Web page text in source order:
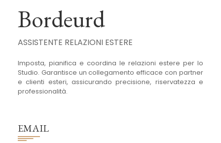
Bordeurd
ASSISTENTE RELAZIONI ESTERE
Imposta, pianifica e coordina le relazioni estere per lo
Studio. Garantisce un collegamento efficace con partner
e clienti esteri, assicurando precisione, riservatezza e
professionalità.
EMAIL